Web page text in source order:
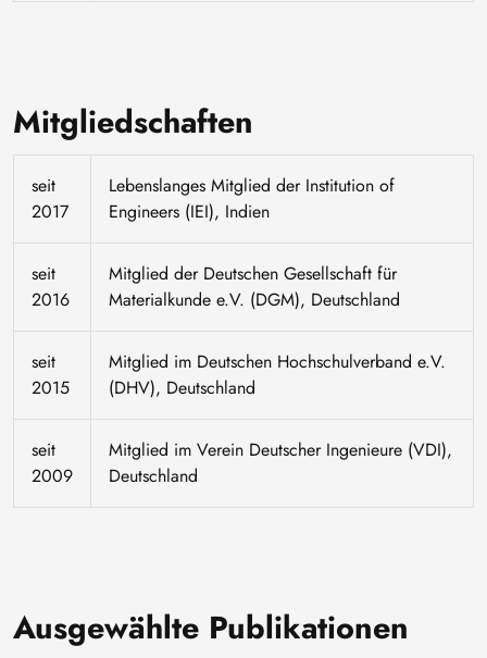
Mitgliedschaften
seit
2017
Lebenslanges Mitglied der Institution of
Engineers (IEI), Indien
seit
2016
Mitglied der Deutschen Gesellschaft für
Materialkunde e.V. (DGM), Deutschland
seit
2015
Mitglied im Deutschen Hochschulverband e.V.
(DHV), Deutschland
seit
2009
Mitglied im Verein Deutscher Ingenieure (VDI),
Deutschland
Ausgewählte Publikationen